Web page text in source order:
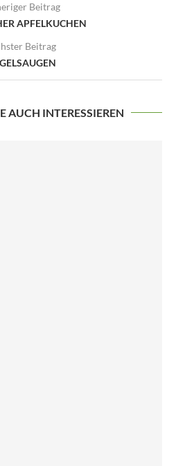
Beitrag
APFELKUCHEN
Beitrag
AUCH INTERESSIEREN